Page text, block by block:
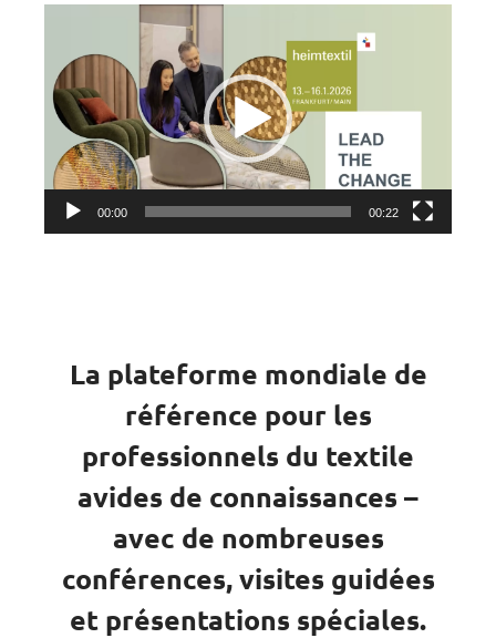
vidéo
00:00 00:22
La plateforme mondiale de
référence pour les
professionnels du textile
avides de connaissances –
avec de nombreuses
conférences, visites guidées
et présentations spéciales.